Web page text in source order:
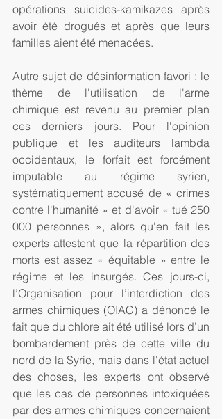
opérations suicides-kamikazes après
avoir été drogués et après que leurs
familles aient été menacées.
Autre sujet de désinformation favori : le
thème de l'utilisation de l'arme
chimique est revenu au premier plan
ces derniers jours. Pour l'opinion
publique et les auditeurs lambda
occidentaux, le forfait est forcément
imputable au régime syrien,
systématiquement accusé de « crimes
contre l'humanité » et d'avoir « tué 250
000 personnes », alors qu'en fait les
experts attestent que la répartition des
morts est assez « équitable » entre le
régime et les insurgés. Ces jours-ci,
l’Organisation pour l’interdiction des
armes chimiques (OIAC) a dénoncé le
fait que du chlore ait été utilisé lors d’un
bombardement près de cette ville du
nord de la Syrie, mais dans l'état actuel
des choses, les experts ont observé
que les cas de personnes intoxiquées
par des armes chimiques concernaient